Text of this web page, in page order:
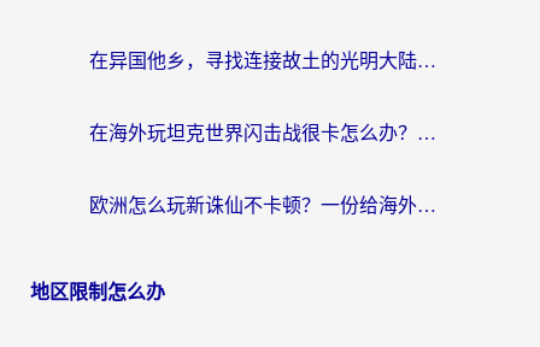
在异国他乡，寻找连接故土的光明大陆免费加速器
在海外玩坦克世界闪击战很卡怎么办？老玩家亲测有效的加速器选择指南
欧洲怎么玩新诛仙不卡顿？一份给海外游子的国服游戏畅玩指南
地区限制怎么办